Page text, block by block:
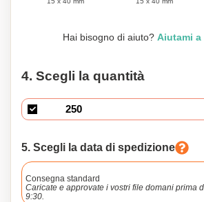
Hai bisogno di aiuto? Aiutami a
4. Scegli la quantità
5. Scegli la data di spedizione
Consegna standard
Caricate e approvate i vostri file domani prima
9:30.